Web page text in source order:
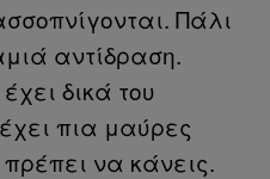
Πάλι
αντίδραση.
δικά του
πια μαύρες
να κάνεις.